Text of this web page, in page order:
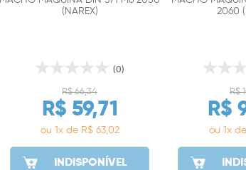
(NAREX)
(0)
R$ 66,34
R$ 59,71
ou 1x de R$ 63,02
INDISPONÍVEL
2060
R$
R$
ou 1x